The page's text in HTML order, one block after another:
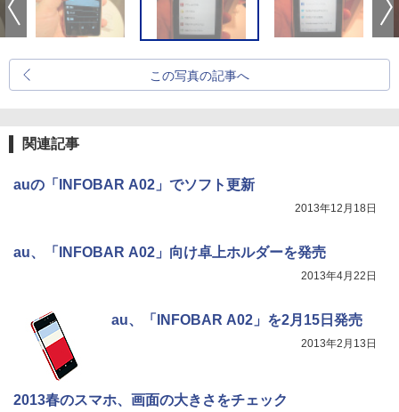
この写真の記事へ
関連記事
auの「INFOBAR A02」でソフト更新
2013年12月18日
au、「INFOBAR A02」向け卓上ホルダーを発売
2013年4月22日
au、「INFOBAR A02」を2月15日発売
2013年2月13日
2013春のスマホ、画面の大きさをチェック